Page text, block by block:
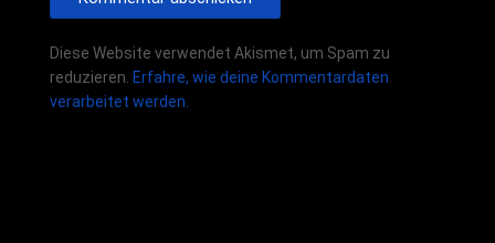
Diese Website verwendet Akismet, um Spam zu
reduzieren. Erfahre, wie deine Kommentardaten
verarbeitet werden.